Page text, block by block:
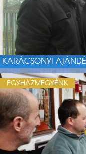
KARÁCSONYI
EGYHÁZMEGYÉNK